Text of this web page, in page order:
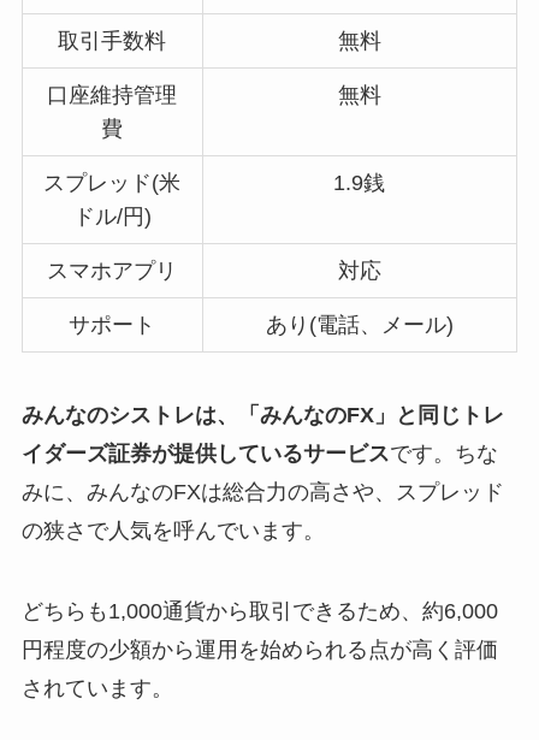
取引手数料 無料
口座維持管理
費
無料
スプレッド(米
ドル/円)
1.9銭
スマホアプリ 対応
サポート あり(電話、メール)
みんなのシストレは、「みんなのFX」と同じトレ
イダーズ証券が提供しているサービスです。ちな
みに、みんなのFXは総合力の高さや、スプレッド
の狭さで人気を呼んでいます。
どちらも1,000通貨から取引できるため、約6,000
円程度の少額から運用を始められる点が高く評価
されています。